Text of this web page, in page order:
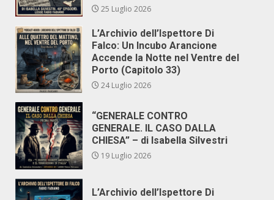
25 Luglio 2026
L’Archivio dell’Ispettore Di
Falco: Un Incubo Arancione
Accende la Notte nel Ventre del
Porto (Capitolo 33)
24 Luglio 2026
“GENERALE CONTRO
GENERALE. IL CASO DALLA
CHIESA” – di Isabella Silvestri
19 Luglio 2026
L’Archivio dell’Ispettore Di